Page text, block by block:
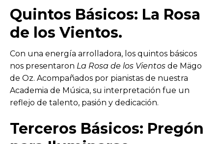
Quintos Básicos: La Rosa
de los Vientos.
Con una energía arrolladora, los quintos básicos
nos presentaron La Rosa de los Vientos de Mägo
de Oz. Acompañados por pianistas de nuestra
Academia de Música, su interpretación fue un
reflejo de talento, pasión y dedicación.
Terceros Básicos: Pregón